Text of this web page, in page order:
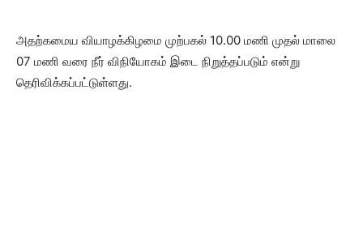
அதற்கமைய வியாழக்கிழமை முற்பகல் 10.00 மணி முதல் மாலை
07 மணி வரை நீர் விநியோகம் இடை நிறுத்தப்படும் என்று
தெரிவிக்கப்பட்டுள்ளது.